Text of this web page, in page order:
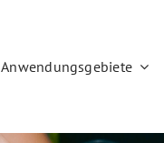
Anwendungsgebiete